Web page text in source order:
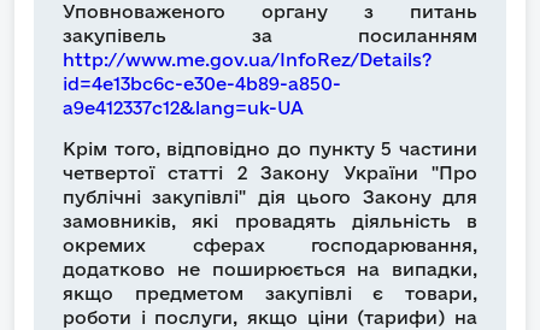
Уповноваженого органу з питань
закупівель за посиланням
http://www.me.gov.ua/InfoRez/Details?
id=4e13bc6c-e30e-4b89-a850-
a9e412337c12&lang=uk-UA
Крім того, відповідно до пункту 5 частини
четвертої статті 2 Закону України "Про
публічні закупівлі" дія цього Закону для
замовників, які провадять діяльність в
окремих сферах господарювання,
додатково не поширюється на випадки,
якщо предметом закупівлі є товари,
роботи і послуги, якщо ціни (тарифи) на